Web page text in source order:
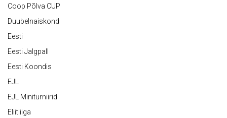
Coop Põlva CUP
Duubelnaiskond
Eesti
Eesti Jalgpall
Eesti Koondis
EJL
EJL Miniturniirid
Eliitliiga